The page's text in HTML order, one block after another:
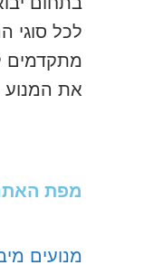
לכל סוגי
מתקדמים
את המנוע
מפת
מנועים